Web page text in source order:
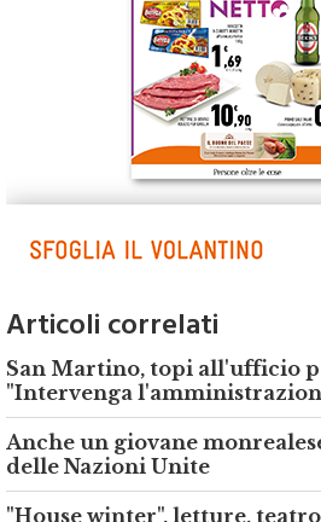
Articoli correlati
San Martino, topi all'ufficio
"Intervenga
Anche un giovane
delle Nazioni Unite
"House winter", letture,